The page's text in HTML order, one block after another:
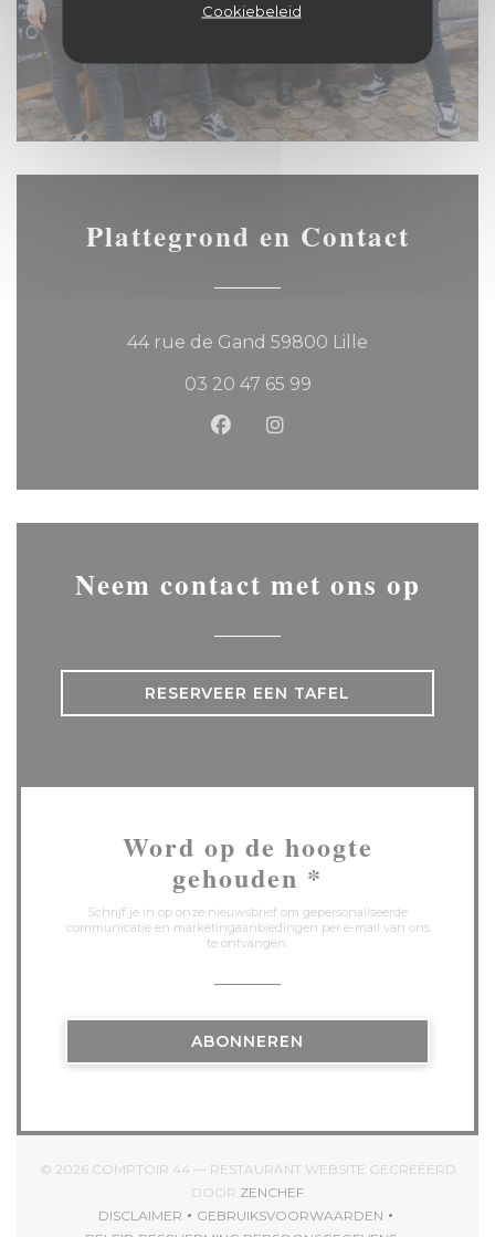
Cookiebeleid
Plattegrond en Contact
44 rue de Gand 59800 Lille
03 20 47 65 99
Facebook ((opent in een
Instagram ((opent in
Neem contact met ons op
RESERVEER EEN TAFEL
Word op de hoogte
gehouden *
Schrijf je in op onze nieuwsbrief om gepersonaliseerde
communicatie en marketingaanbiedingen per e-mail van ons
te ontvangen.
ABONNEREN
© 2026 COMPTOIR 44 — RESTAURANT WEBSITE GECREËERD
DOOR ZENCHEF((OPENT IN EEN NIEUW
DISCLAIMER
((OPENT IN EEN NIEUW VENSTER))
GEBRUIKSVOORWAARDEN
((OPENT IN EEN NIEUW